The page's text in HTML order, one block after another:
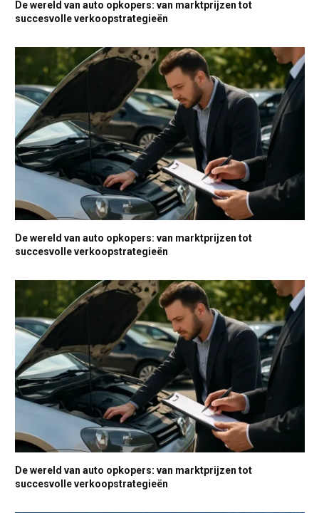
De wereld van auto opkopers: van marktprijzen tot
succesvolle verkoopstrategieën
De wereld van auto opkopers: van marktprijzen tot
succesvolle verkoopstrategieën
De wereld van auto opkopers: van marktprijzen tot
succesvolle verkoopstrategieën